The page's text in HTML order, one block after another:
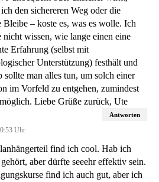
den sichereren Weg oder die
Bleibe – koste es, was es wolle. Ich
nicht wissen, wie lange einen eine
Erfahrung (selbst mit
Unterstützung) festhält und
sollte man alles tun, um solch einer
im Vorfeld zu entgehen, zumindest
Liebe Grüße zurück, Ute
Uhr
find ich cool. Hab ich
aber dürfte seeehr effektiv sein.
find ich auch gut, aber ich
Antworten